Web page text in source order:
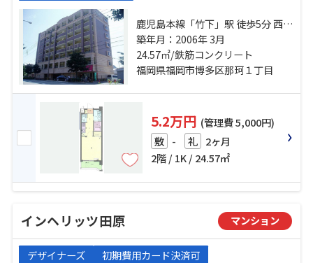
鹿児島本線「竹下」駅 徒歩5分 西鉄
大牟田線「大橋」駅 徒歩24分 西鉄
大牟田線「高宮」駅 徒歩35分
築年月：2006年 3月
24.57㎡/鉄筋コンクリート
福岡県福岡市博多区那珂１丁目
5.2万円 (管理費 5,000円)
敷 - 礼 2ヶ月
2階 / 1K / 24.57㎡
インヘリッツ田原 マンション
デザイナーズ 初期費用カード決済可